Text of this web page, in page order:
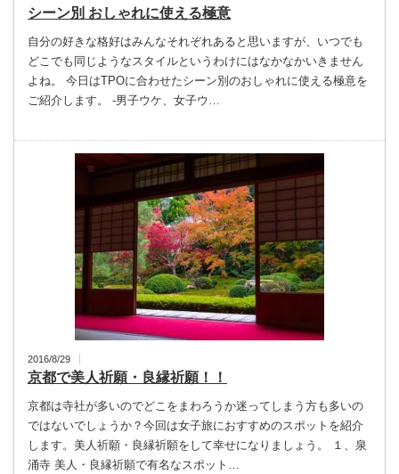
シーン別 おしゃれに使える極意
自分の好きな格好はみんなそれぞれあると思いますが、いつでも
どこでも同じようなスタイルというわけにはなかなかいきません
よね。 今日はTPOに合わせたシーン別のおしゃれに使える極意を
ご紹介します。 -男子ウケ、女子ウ…
2016/8/29
京都で美人祈願・良縁祈願！！
京都は寺社が多いのでどこをまわろうか迷ってしまう方も多いの
ではないでしょうか？今回は女子旅におすすめのスポットを紹介
します。美人祈願・良縁祈願をして幸せになりましょう。 １、泉
涌寺 美人・良縁祈願で有名なスポット…